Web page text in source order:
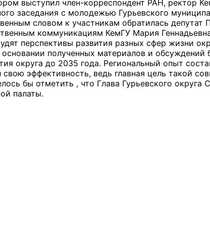
органах федеральных органов
независимой оценки качества условий
выступил член-корреспондент РАН, ректор
заседания с молодежью Гурьевского
словом к участникам обратилась депутат
коммуникациям КемГУ Мария
перспективы развития разных сфер жизни
полученных материалов и обсуждений
округа до 2035 года. Региональный опыт
свою эффективность, ведь главная цель такой
бы отметить , что Глава Гурьевского округа
палаты.